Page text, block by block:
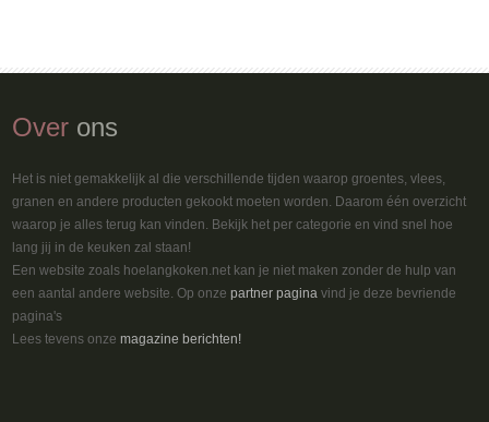
Over ons
Het is niet gemakkelijk al die verschillende tijden waarop groentes, vlees,
granen en andere producten gekookt moeten worden. Daarom één overzicht
waarop je alles terug kan vinden. Bekijk het per categorie en vind snel hoe
lang jij in de keuken zal staan!
Een website zoals hoelangkoken.net kan je niet maken zonder de hulp van
een aantal andere website. Op onzepartner pagina vind je deze bevriende
pagina's
Lees tevens onzemagazine berichten!